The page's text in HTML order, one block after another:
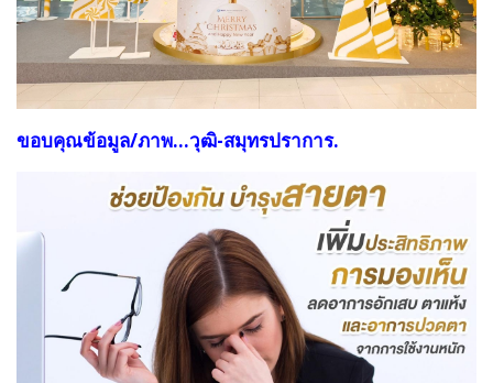
ขอบคุณข้อมูล/ภาพ...วุฒิ-สมุทรปราการ.